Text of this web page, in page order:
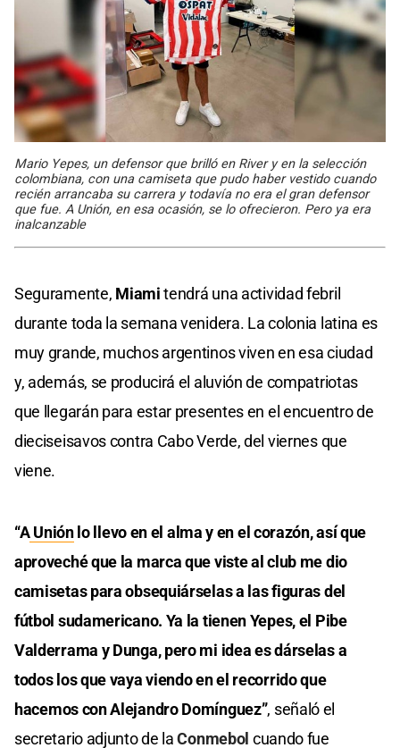
Mario Yepes, un defensor que brilló en River y en la selección
colombiana, con una camiseta que pudo haber vestido cuando
recién arrancaba su carrera y todavía no era el gran defensor
que fue. A Unión, en esa ocasión, se lo ofrecieron. Pero ya era
inalcanzable
Seguramente, Miamitendrá una actividad febril
durante toda la semana venidera. La colonia latina es
muy grande, muchos argentinos viven en esa ciudad
y, además, se producirá el aluvión de compatriotas
que llegarán para estar presentes en el encuentro de
dieciseisavos contra Cabo Verde, del viernes que
viene.
“AUniónlo llevo en el alma y en el corazón, así que
aproveché que la marca que viste al club me dio
camisetas para obsequiárselas a las figuras del
fútbol sudamericano. Ya la tienen Yepes, el Pibe
Valderrama y Dunga, pero mi idea es dárselas a
todos los que vaya viendo en el recorrido que
hacemos con Alejandro Domínguez”, señaló el
secretario adjunto de laConmebol cuando fue